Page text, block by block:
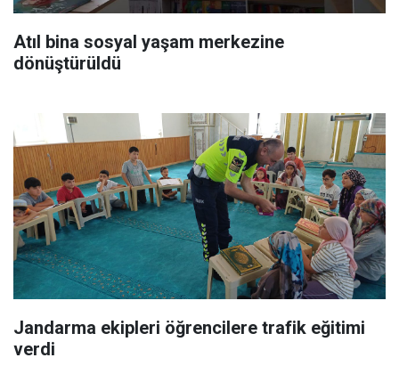
Atıl bina sosyal yaşam merkezine
dönüştürüldü
Jandarma ekipleri öğrencilere trafik eğitimi
verdi